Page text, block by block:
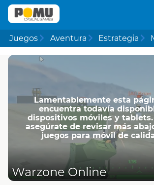
Juegos Aventura Estrategia
Lamentablemente esta
encuentra todavía
dispositivos móviles y
asegúrate de revisar más
juegos para móvil de
Warzone Online